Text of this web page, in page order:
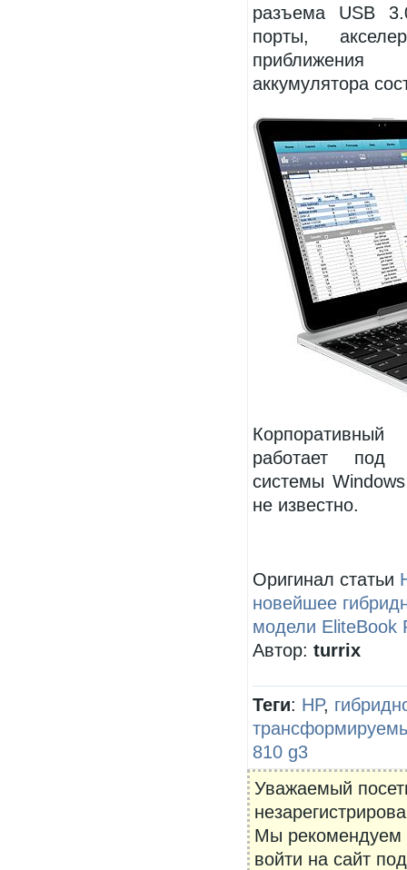
разъема USB
порты,
аккумулятора
Корпоративный
работает под
системы
не известно.
Оригинал статьи
новейшее
модели EliteBook
Автор: turrix
Теги: HP,
810 g3
Уважаемый
Мы
войти на сайт